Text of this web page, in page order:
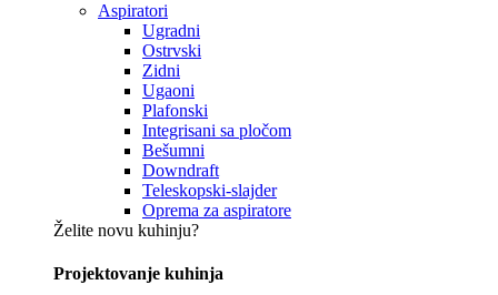
Aspiratori
Ugradni
Ostrvski
Zidni
Ugaoni
Plafonski
Integrisani sa pločom
Bešumni
Downdraft
Teleskopski-slajder
Oprema za aspiratore
Želite novu kuhinju?
Projektovanje kuhinja